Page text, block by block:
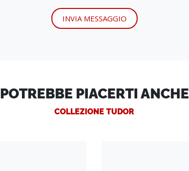
INVIA MESSAGGIO
POTREBBE PIACERTI ANCHE
COLLEZIONE TUDOR